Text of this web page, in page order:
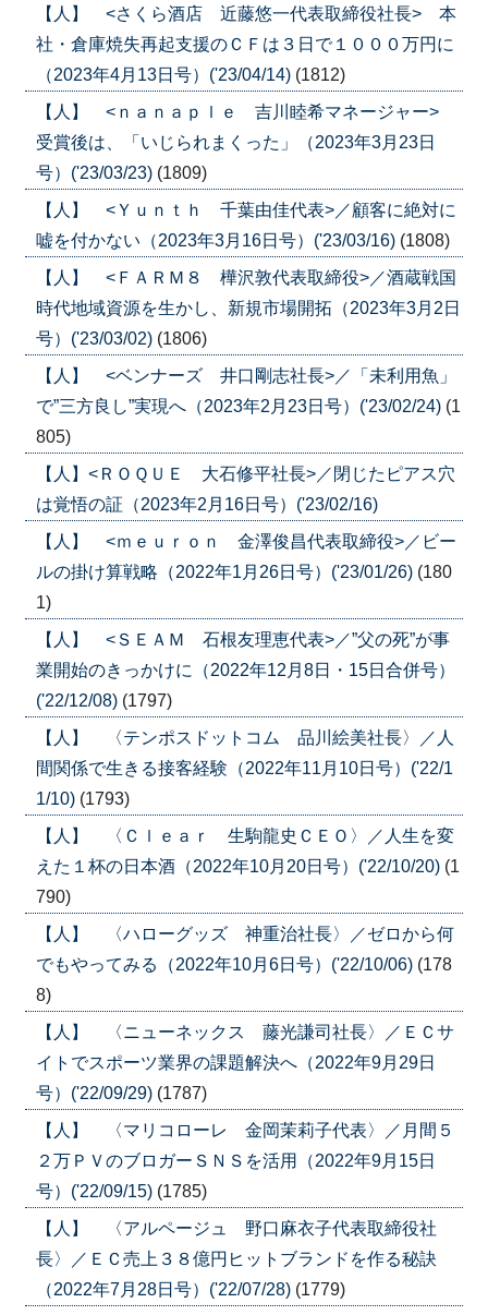
【人】 <さくら酒店 近藤悠一代表取締役社長> 本
社・倉庫焼失再起支援のＣＦは３日で１０００万円に
（2023年4月13日号）('23/04/14) (1812)
【人】 <ｎａｎａｐｌｅ 吉川睦希マネージャー>
受賞後は、「いじられまくった」（2023年3月23日
号）('23/03/23) (1809)
【人】 <Ｙｕｎｔｈ 千葉由佳代表>／顧客に絶対に
嘘を付かない（2023年3月16日号）('23/03/16) (1808)
【人】 <ＦＡＲＭ８ 樺沢敦代表取締役>／酒蔵戦国
時代地域資源を生かし、新規市場開拓（2023年3月2日
号）('23/03/02) (1806)
【人】 <ベンナーズ 井口剛志社長>／「未利用魚」
で”三方良し”実現へ（2023年2月23日号）('23/02/24) (1
805)
【人】<ＲＯＱＵＥ 大石修平社長>／閉じたピアス穴
は覚悟の証（2023年2月16日号）('23/02/16)
【人】 <ｍｅｕｒｏｎ 金澤俊昌代表取締役>／ビー
ルの掛け算戦略（2022年1月26日号）('23/01/26) (180
1)
【人】 <ＳＥＡＭ 石根友理恵代表>／”父の死”が事
業開始のきっかけに（2022年12月8日・15日合併号）
('22/12/08) (1797)
【人】 〈テンポスドットコム 品川絵美社長〉／人
間関係で生きる接客経験（2022年11月10日号）('22/1
1/10) (1793)
【人】 〈Ｃｌｅａｒ 生駒龍史ＣＥＯ〉／人生を変
えた１杯の日本酒（2022年10月20日号）('22/10/20) (1
790)
【人】 〈ハローグッズ 神重治社長〉／ゼロから何
でもやってみる（2022年10月6日号）('22/10/06) (178
8)
【人】 〈ニューネックス 藤光謙司社長〉／ＥＣサ
イトでスポーツ業界の課題解決へ（2022年9月29日
号）('22/09/29) (1787)
【人】 〈マリコローレ 金岡茉莉子代表〉／月間５
２万ＰＶのブロガーＳＮＳを活用（2022年9月15日
号）('22/09/15) (1785)
【人】 〈アルページュ 野口麻衣子代表取締役社
長〉／ＥＣ売上３８億円ヒットブランドを作る秘訣
（2022年7月28日号）('22/07/28) (1779)